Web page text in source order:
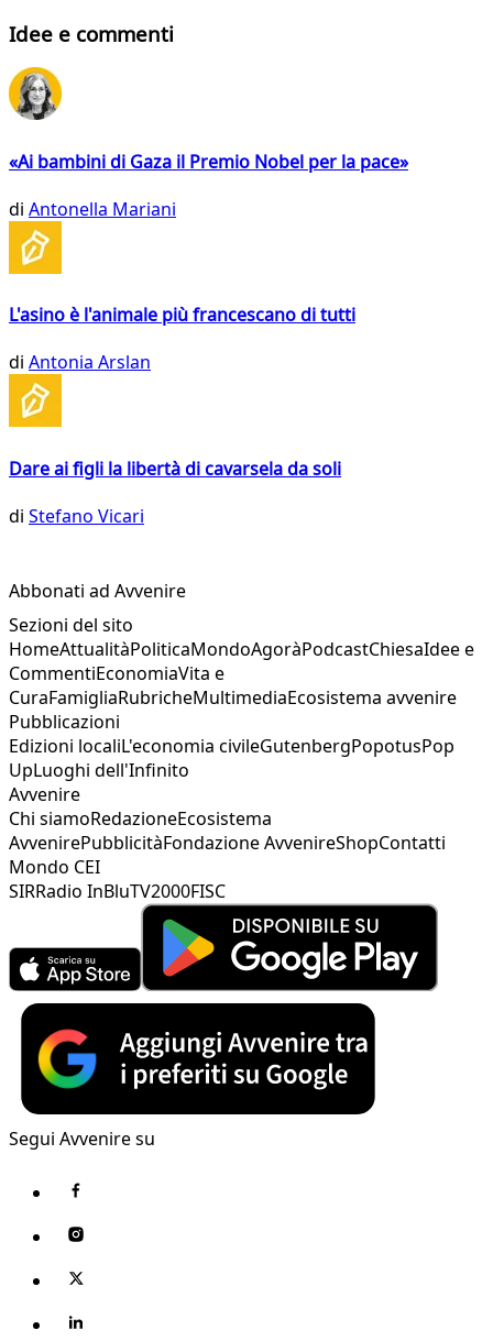
Idee e commenti
«Ai bambini di Gaza il Premio Nobel per la pace»
di Antonella Mariani
L'asino è l'animale più francescano di tutti
di Antonia Arslan
Dare ai figli la libertà di cavarsela da soli
di Stefano Vicari
Abbonati ad Avvenire
Sezioni del sito
HomeAttualitàPoliticaMondoAgoràPodcastChiesaIdee e
CommentiEconomiaVita e
CuraFamigliaRubricheMultimediaEcosistema avvenire
Pubblicazioni
Edizioni localiL'economia civileGutenbergPopotusPop
UpLuoghi dell'Infinito
Avvenire
Chi siamoRedazioneEcosistema
AvvenirePubblicitàFondazione AvvenireShopContatti
Mondo CEI
SIRRadio InBluTV2000FISC
Segui Avvenire su